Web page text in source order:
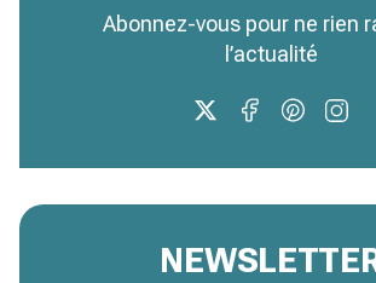
Abonnez-vous pour ne rien
l’actualité